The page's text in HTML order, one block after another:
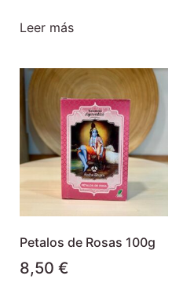
Leer más
Petalos de Rosas 100g
8,50 €